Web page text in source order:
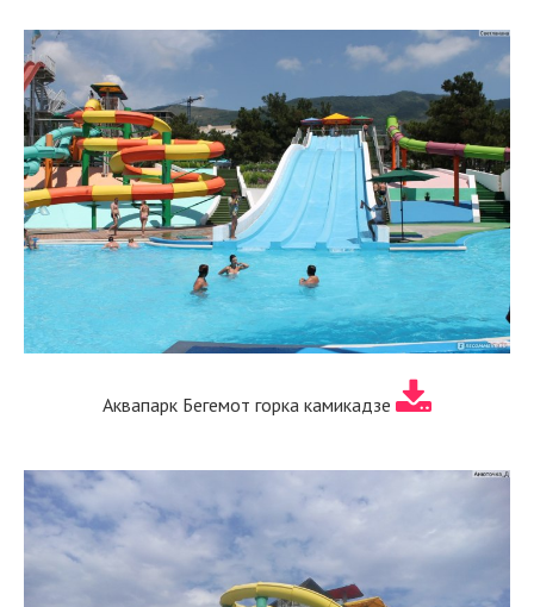
Аквапарк Бегемот горка камикадзе